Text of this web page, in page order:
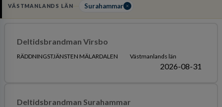
VÄSTMANLANDS LÄN Surahammar
Deltidsbrandman Virsbo
RÄDDNINGSTJÄNSTEN MÄLARDALEN Västmanlands län
2026-08-31
Deltidsbrandman Surahammar